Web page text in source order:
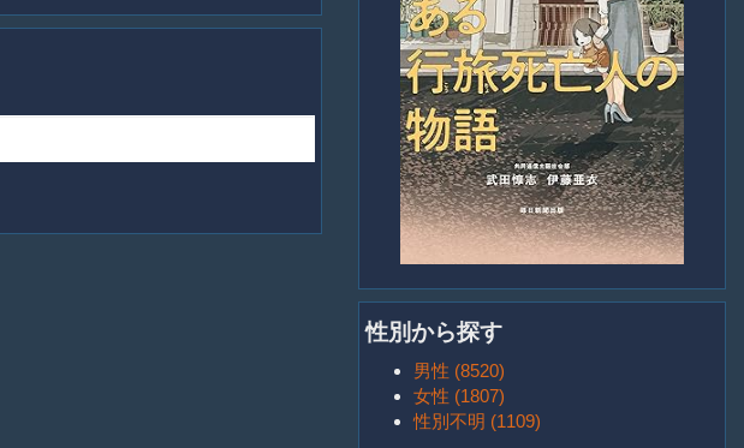
性別から探す
男性 (8520)
女性 (1807)
性別不明 (1109)